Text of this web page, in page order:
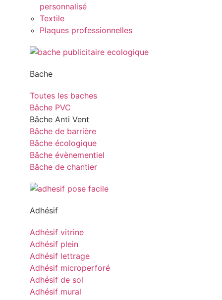
personnalisé
Textile
Plaques professionnelles
Bache
Toutes les baches
Bâche PVC
Bâche Anti Vent
Bâche de barrière
Bâche écologique
Bâche évènementiel
Bâche de chantier
Adhésif
Adhésif vitrine
Adhésif plein
Adhésif lettrage
Adhésif microperforé
Adhésif de sol
Adhésif mural